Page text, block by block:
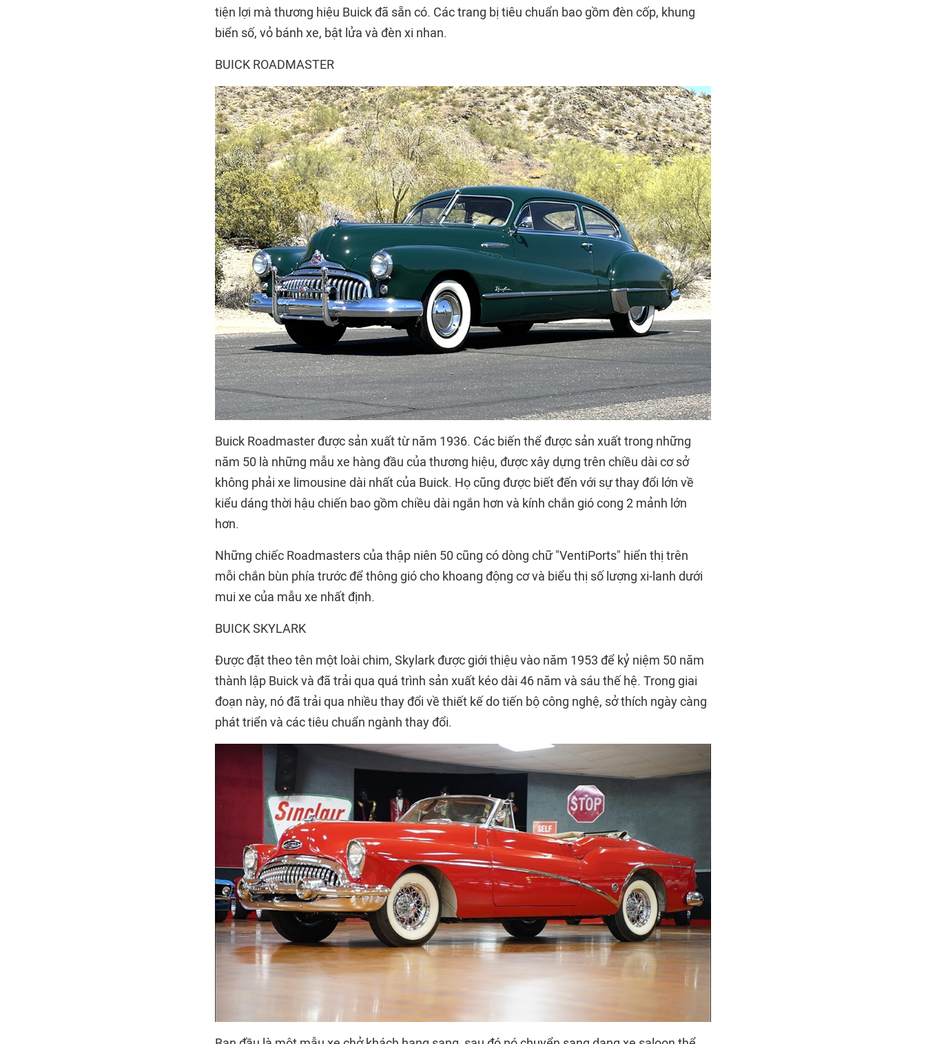
tiện lợi mà thương hiệu Buick đã sẵn có. Các trang bị tiêu chuẩn bao gồm đèn cốp, khung
biển số, vỏ bánh xe, bật lửa và đèn xi nhan.
BUICK ROADMASTER
Buick Roadmaster được sản xuất từ năm 1936. Các biến thể được sản xuất trong những
năm 50 là những mẫu xe hàng đầu của thương hiệu, được xây dựng trên chiều dài cơ sở
không phải xe limousine dài nhất của Buick. Họ cũng được biết đến với sự thay đổi lớn về
kiểu dáng thời hậu chiến bao gồm chiều dài ngắn hơn và kính chắn gió cong 2 mảnh lớn
hơn.
Những chiếc Roadmasters của thập niên 50 cũng có dòng chữ "VentiPorts" hiển thị trên
mỗi chắn bùn phía trước để thông gió cho khoang động cơ và biểu thị số lượng xi-lanh dưới
mui xe của mẫu xe nhất định.
BUICK SKYLARK
Được đặt theo tên một loài chim, Skylark được giới thiệu vào năm 1953 để kỷ niệm 50 năm
thành lập Buick và đã trải qua quá trình sản xuất kéo dài 46 năm và sáu thế hệ. Trong giai
đoạn này, nó đã trải qua nhiều thay đổi về thiết kế do tiến bộ công nghệ, sở thích ngày càng
phát triển và các tiêu chuẩn ngành thay đổi.